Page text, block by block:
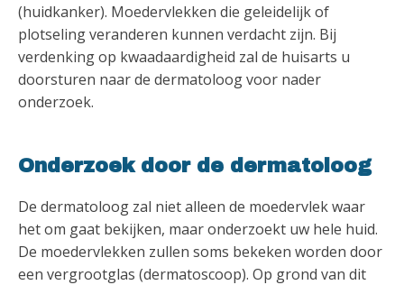
(huidkanker). Moedervlekken die geleidelijk of
plotseling veranderen kunnen verdacht zijn. Bij
verdenking op kwaadaardigheid zal de huisarts u
doorsturen naar de dermatoloog voor nader
onderzoek.
Onderzoek door de dermatoloog
De dermatoloog zal niet alleen de moedervlek waar
het om gaat bekijken, maar onderzoekt uw hele huid.
De moedervlekken zullen soms bekeken worden door
een vergrootglas (dermatoscoop). Op grond van dit